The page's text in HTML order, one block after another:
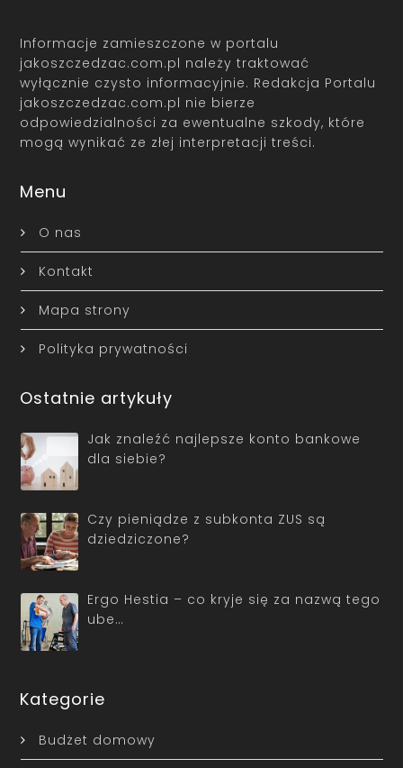
Informacje zamieszczone w portalu
jakoszczedzac.com.pl należy traktować
wyłącznie czysto informacyjnie. Redakcja Portalu
jakoszczedzac.com.pl nie bierze
odpowiedzialności za ewentualne szkody, które
mogą wynikać ze złej interpretacji treści.
Menu
O nas
Kontakt
Mapa strony
Polityka prywatności
Ostatnie artykuły
Jak znaleźć najlepsze konto bankowe
dla siebie?
Czy pieniądze z subkonta ZUS są
dziedziczone?
Ergo Hestia – co kryje się za nazwą tego
ube…
Kategorie
Budżet domowy